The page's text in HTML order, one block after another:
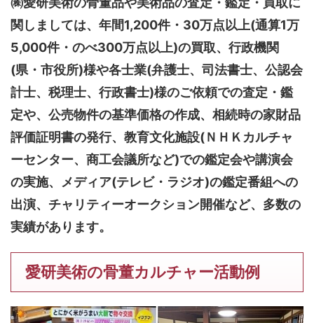
関しましては、 年間1,200件・30万点以上(通算1万
5,000件・のべ300万点以上)の買取、行政機関
(県・市役所)様や各士業(弁護士、司法書士、公認会
計士、税理士、行政書士)様のご依頼での査定・鑑
定や、公売物件の基準価格の作成、相続時の家財品
評価証明書の発行、教育文化施設(ＮＨＫカルチャ
ーセンター、商工会議所など)での鑑定会や講演会
の実施、メディア(テレビ・ラジオ)の鑑定番組への
出演、チャリティーオークション開催など、多数の
実績があります。
愛研美術の骨董カルチャー活動例